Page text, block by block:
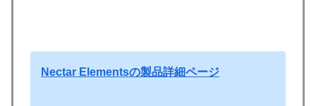
Nectar Elementsの製品詳細ページ